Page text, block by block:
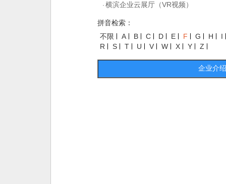
· 横滨企业云展厅（VR视频）
拼音检索：
不限
A B C D E F G H
I
R
S T U V W X Y Z
企业介绍